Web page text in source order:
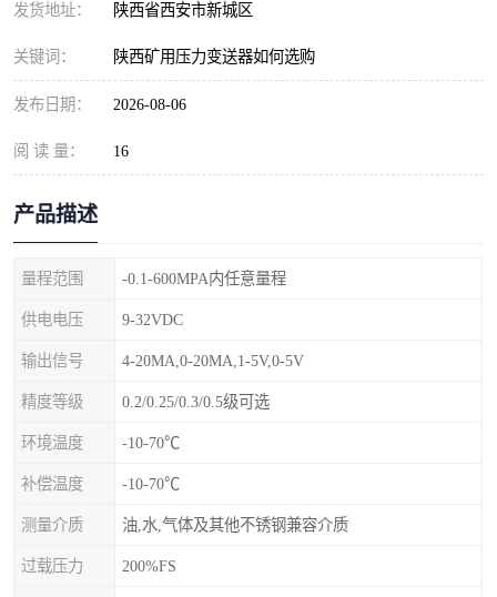
发货地址： 陕西省西安市新城区
关键词： 陕西矿用压力变送器如何选购
发布日期： 2026-08-06
阅 读 量： 16
产品描述
量程范围 -0.1-600MPA内任意量程
供电电压 9-32VDC
输出信号 4-20MA,0-20MA,1-5V,0-5V
精度等级 0.2/0.25/0.3/0.5级可选
环境温度 -10-70℃
补偿温度 -10-70℃
测量介质 油,水,气体及其他不锈钢兼容介质
过载压力 200%FS